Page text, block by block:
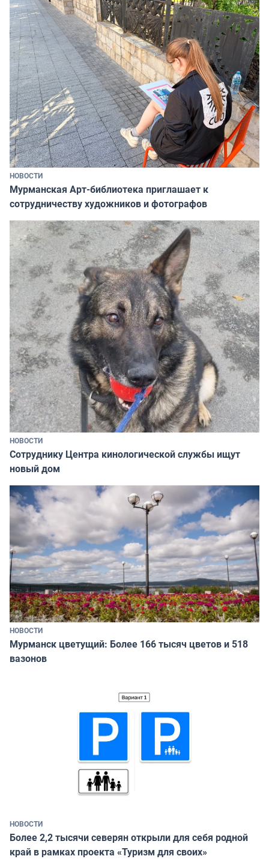
НОВОСТИ
Мурманская Арт-библиотека приглашает к
сотрудничеству художников и фотографов
НОВОСТИ
Сотруднику Центра кинологической службы ищут
новый дом
НОВОСТИ
Мурманск цветущий: Более 166 тысяч цветов и 518
вазонов
НОВОСТИ
Более 2,2 тысячи северян открыли для себя родной
край в рамках проекта «Туризм для своих»